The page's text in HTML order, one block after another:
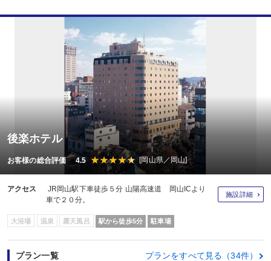
後楽ホテル
お客様の総合評価 4.5 [岡山県／岡山]
アクセス
JR岡山駅下車徒歩５分 山陽高速道 岡山ICより
車で２０分。
施設詳細
大浴場 温泉 露天風呂 駅から徒歩5分 駐車場
プラン一覧 プランをすべて見る（34件）